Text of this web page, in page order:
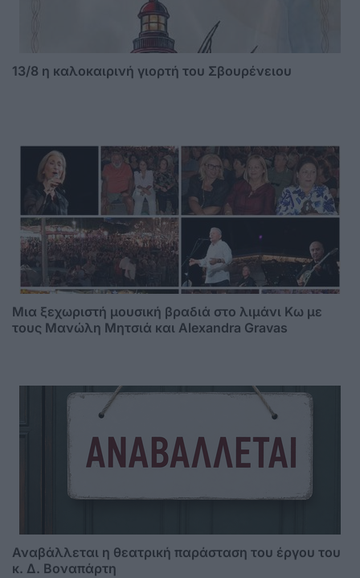
13/8 η καλοκαιρινή γιορτή του Σβουρένειου
Μια ξεχωριστή μουσική βραδιά στο λιμάνι Κω με
τους Μανώλη Μητσιά και Alexandra Gravas
Αναβάλλεται η θεατρική παράσταση του έργου του
κ. Δ. Βοναπάρτη